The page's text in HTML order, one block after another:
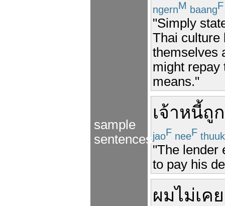
sample
sentences
ngernM baangF
"Simply
Thai culture
themselves
might repay
means."
เจ้าหนี้ถูก
jaoF neeF thuuk
"The lender
to pay his
ผมไม่เคย